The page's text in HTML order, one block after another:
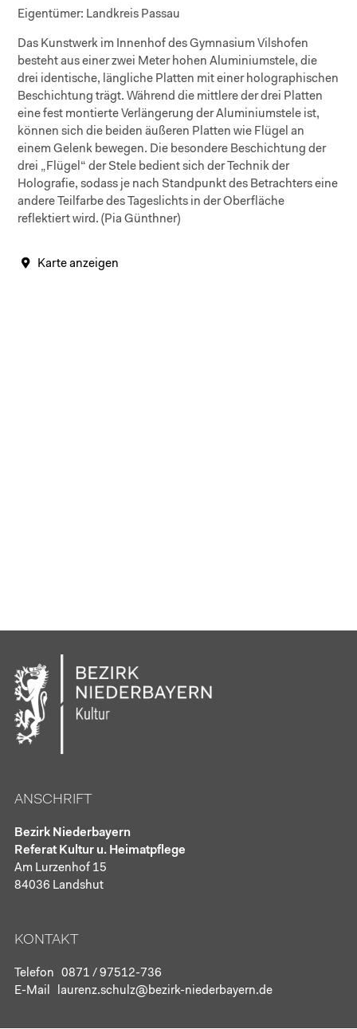
Eigentümer: Landkreis Passau
Das Kunstwerk im Innenhof des Gymnasium Vilshofen
besteht aus einer zwei Meter hohen Aluminiumstele, die
drei identische, längliche Platten mit einer holographischen
Beschichtung trägt. Während die mittlere der drei Platten
eine fest montierte Verlängerung der Aluminiumstele ist,
können sich die beiden äußeren Platten wie Flügel an
einem Gelenk bewegen. Die besondere Beschichtung der
drei „Flügel“ der Stele bedient sich der Technik der
Holografie, sodass je nach Standpunkt des Betrachters eine
andere Teilfarbe des Tageslichts in der Oberfläche
reflektiert wird. (Pia Günthner)
Karte anzeigen
ANSCHRIFT
Bezirk Niederbayern
Referat Kultur u. Heimatpflege
Am Lurzenhof 15
84036 Landshut
KONTAKT
Telefon 0871 / 97512-736
E-Mail
laurenz.schulz@bezirk-niederbayern.de